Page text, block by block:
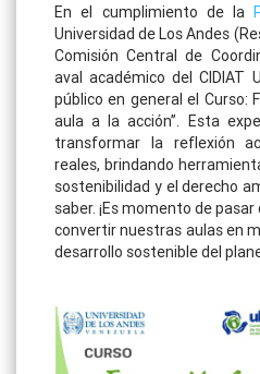
En el cumplimiento de la
Universidad de Los Andes
Comisión Central de
aval académico del CIDIAT
público en general el Curso:
aula a la acción”. Esta
transformar la reflexión
reales, brindando
sostenibilidad y el derecho
saber. ¡Es momento de
convertir nuestras aulas en
desarrollo sostenible del